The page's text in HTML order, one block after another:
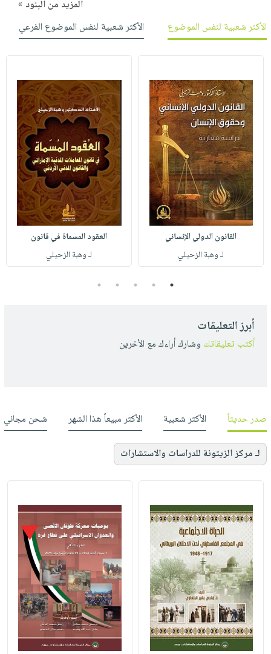
المزيد من البنود »
الأكثر شعبية لنفس الموضوع
الأكثر شعبية لنفس الموضوع الفرعي
القانون الدولي الإنساني
لـ وهبة الزحيلي
العقود المسماة في قانون
لـ وهبة الزحيلي
1
2
3
4
5
أبرز التعليقات
أكتب تعليقاتك وشارك أراءك مع الأخرين
صدر حديثاً الأكثر شعبية الأكثر مبيعاً هذا الشهر شحن مجاني
لـ مركز الزيتونة للدراسات والاستشارات